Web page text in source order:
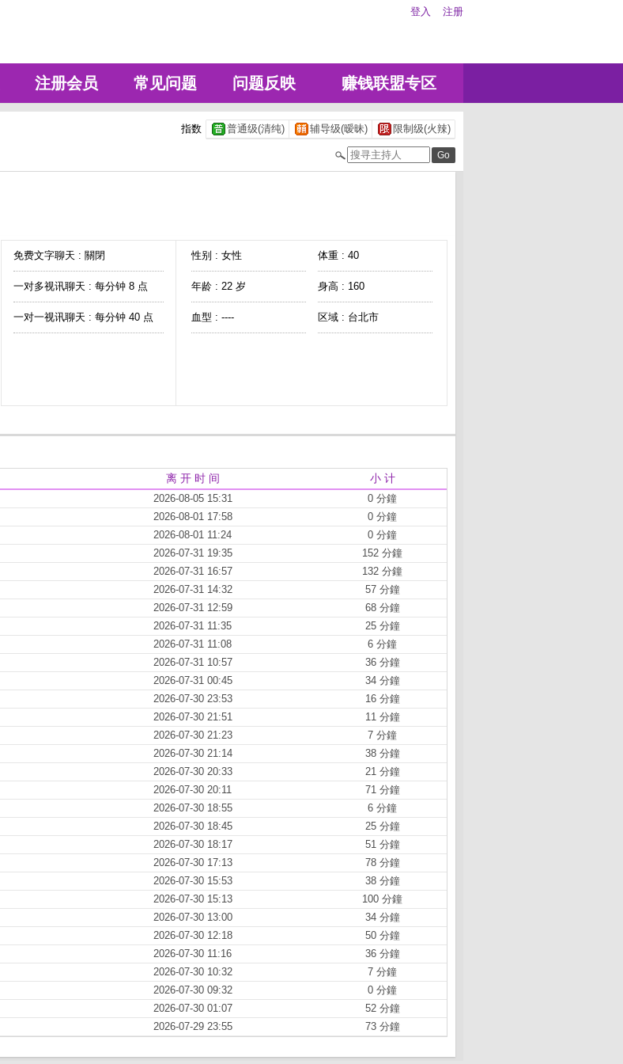
登入 注册
注册会员 常见问题 问题反映 赚钱联盟专区
指数 普通级(清纯) 辅导级(暧昧) 限制级(火辣)
免费文字聊天 : 關閉
一对多视讯聊天 : 每分钟 8 点
一对一视讯聊天 : 每分钟 40 点
性别 : 女性 体重 : 40
年龄 : 22 岁 身高 : 160
血型 : ---- 区域 : 台北市
离 开 时 间 小 计
2026-08-05 15:31
0 分鐘
2026-08-01 17:58
0 分鐘
2026-08-01 11:24
0 分鐘
2026-07-31 19:35
152 分鐘
2026-07-31 16:57
132 分鐘
2026-07-31 14:32
57 分鐘
2026-07-31 12:59
68 分鐘
2026-07-31 11:35
25 分鐘
2026-07-31 11:08
6 分鐘
2026-07-31 10:57
36 分鐘
2026-07-31 00:45
34 分鐘
2026-07-30 23:53
16 分鐘
2026-07-30 21:51
11 分鐘
2026-07-30 21:23
7 分鐘
2026-07-30 21:14
38 分鐘
2026-07-30 20:33
21 分鐘
2026-07-30 20:11
71 分鐘
2026-07-30 18:55
6 分鐘
2026-07-30 18:45
25 分鐘
2026-07-30 18:17
51 分鐘
2026-07-30 17:13
78 分鐘
2026-07-30 15:53
38 分鐘
2026-07-30 15:13
100 分鐘
2026-07-30 13:00
34 分鐘
2026-07-30 12:18
50 分鐘
2026-07-30 11:16
36 分鐘
2026-07-30 10:32
7 分鐘
2026-07-30 09:32
0 分鐘
2026-07-30 01:07
52 分鐘
2026-07-29 23:55 73 分鐘